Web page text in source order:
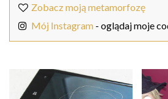
Zobacz moją metamorfozę
Mój Instagram - oglądaj moje